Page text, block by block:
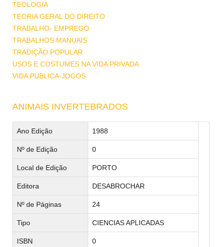
TEOLOGIA
TEORIA GERAL DO DIREITO
TRABALHO- EMPREGO
TRABALHOS MANUAIS
TRADIÇÃO POPULAR
USOS E COSTUMES NA VIDA PRIVADA
VIDA PUBLICA-JOGOS
ANIMAIS INVERTEBRADOS
Ano Edição 1988
Nº de Edição 0
Local de Edição PORTO
Editora DESABROCHAR
Nº de Páginas 24
Tipo CIENCIAS APLICADAS
ISBN 0